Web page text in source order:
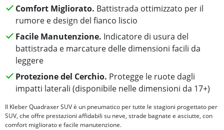
Comfort Migliorato. Battistrada ottimizzato per il
rumore e design del fianco liscio
Facile Manutenzione. Indicatore di usura del
battistrada e marcature delle dimensioni facili da
leggere
Protezione del Cerchio. Protegge le ruote dagli
impatti laterali (disponibile nelle dimensioni da 17+)
Il Kleber Quadraxer SUV è un pneumatico per tutte le stagioni progettato per
SUV, che offre prestazioni affidabili su neve, strade bagnate e asciutte, con
comfort migliorato e facile manutenzione.